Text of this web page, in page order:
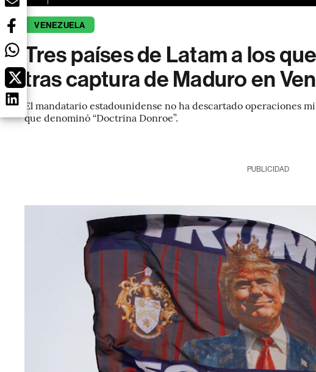
VENEZUELA
Tres países de Latam a los
tras captura de Maduro en
El mandatario estadounidense no ha descartado operaciones
que denominó “Doctrina Donroe”.
PUBLICIDAD